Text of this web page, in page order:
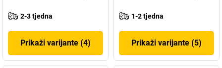
2-3 tjedna
Prikaži varijante (4)
1-2 tjedna
Prikaži varijante (5)